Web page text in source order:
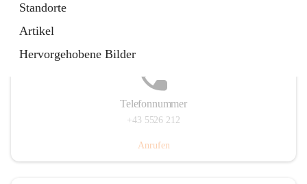
Standorte
Artikel
Hervorgehobene Bilder
Telefonnummer
+43 5526 212
Anrufen